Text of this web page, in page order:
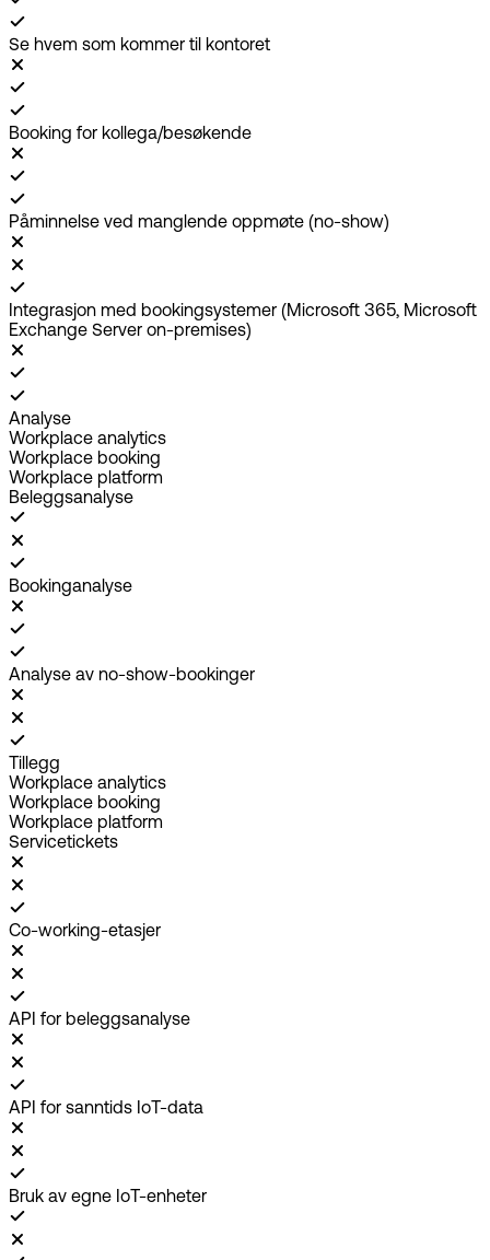
Se hvem som kommer til kontoret
Booking for kollega/besøkende
Påminnelse ved manglende oppmøte (no-show)
Integrasjon med bookingsystemer (Microsoft 365, Microsoft
Exchange Server on-premises)
Analyse
Workplace analytics
Workplace booking
Workplace platform
Beleggsanalyse
Bookinganalyse
Analyse av no-show-bookinger
Tillegg
Workplace analytics
Workplace booking
Workplace platform
Servicetickets
Co-working-etasjer
API for beleggsanalyse
API for sanntids IoT-data
Bruk av egne IoT-enheter